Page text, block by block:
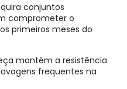
conjuntos
comprometer o
primeiros meses do
mantém a resistência
frequentes na